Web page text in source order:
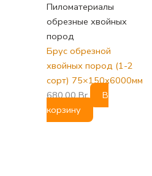
Пиломатериалы
обрезные хвойных
пород
Брус обрезной
хвойных пород (1-2
сорт) 75×150х6000мм
680,00Br
В
корзину